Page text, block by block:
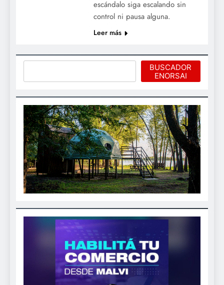
escándalo siga escalando sin
control ni pausa alguna.
Leer más
BUSCADOR
ENORSAI